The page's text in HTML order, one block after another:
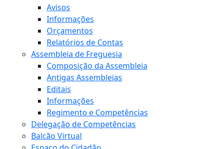
Avisos
Informações
Orçamentos
Relatórios de Contas
Assembleia de Freguesia
Composição da Assembleia
Antigas Assembleias
Editais
Informações
Regimento e Competências
Delegação de Competências
Balcão Virtual